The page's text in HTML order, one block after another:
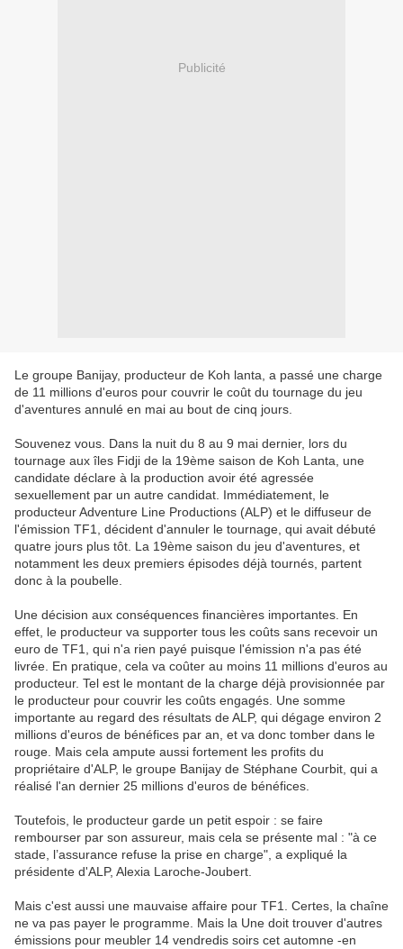
Publicité
Le groupe Banijay, producteur de Koh lanta, a passé une charge
de 11 millions d'euros pour couvrir le coût du tournage du jeu
d'aventures annulé en mai au bout de cinq jours.
Souvenez vous. Dans la nuit du 8 au 9 mai dernier, lors du
tournage aux îles Fidji de la 19ème saison de Koh Lanta, une
candidate déclare à la production avoir été agressée
sexuellement par un autre candidat. Immédiatement, le
producteur Adventure Line Productions (ALP) et le diffuseur de
l'émission TF1, décident d'annuler le tournage, qui avait débuté
quatre jours plus tôt. La 19ème saison du jeu d'aventures, et
notamment les deux premiers épisodes déjà tournés, partent
donc à la poubelle.
Une décision aux conséquences financières importantes. En
effet, le producteur va supporter tous les coûts sans recevoir un
euro de TF1, qui n'a rien payé puisque l'émission n'a pas été
livrée. En pratique, cela va coûter au moins 11 millions d'euros au
producteur. Tel est le montant de la charge déjà provisionnée par
le producteur pour couvrir les coûts engagés. Une somme
importante au regard des résultats de ALP, qui dégage environ 2
millions d'euros de bénéfices par an, et va donc tomber dans le
rouge. Mais cela ampute aussi fortement les profits du
propriétaire d'ALP, le groupe Banijay de Stéphane Courbit, qui a
réalisé l'an dernier 25 millions d'euros de bénéfices.
Toutefois, le producteur garde un petit espoir : se faire
rembourser par son assureur, mais cela se présente mal : "à ce
stade, l’assurance refuse la prise en charge", a expliqué la
présidente d'ALP, Alexia Laroche-Joubert.
Mais c'est aussi une mauvaise affaire pour TF1. Certes, la chaîne
ne va pas payer le programme. Mais la Une doit trouver d'autres
émissions pour meubler 14 vendredis soirs cet automne -en